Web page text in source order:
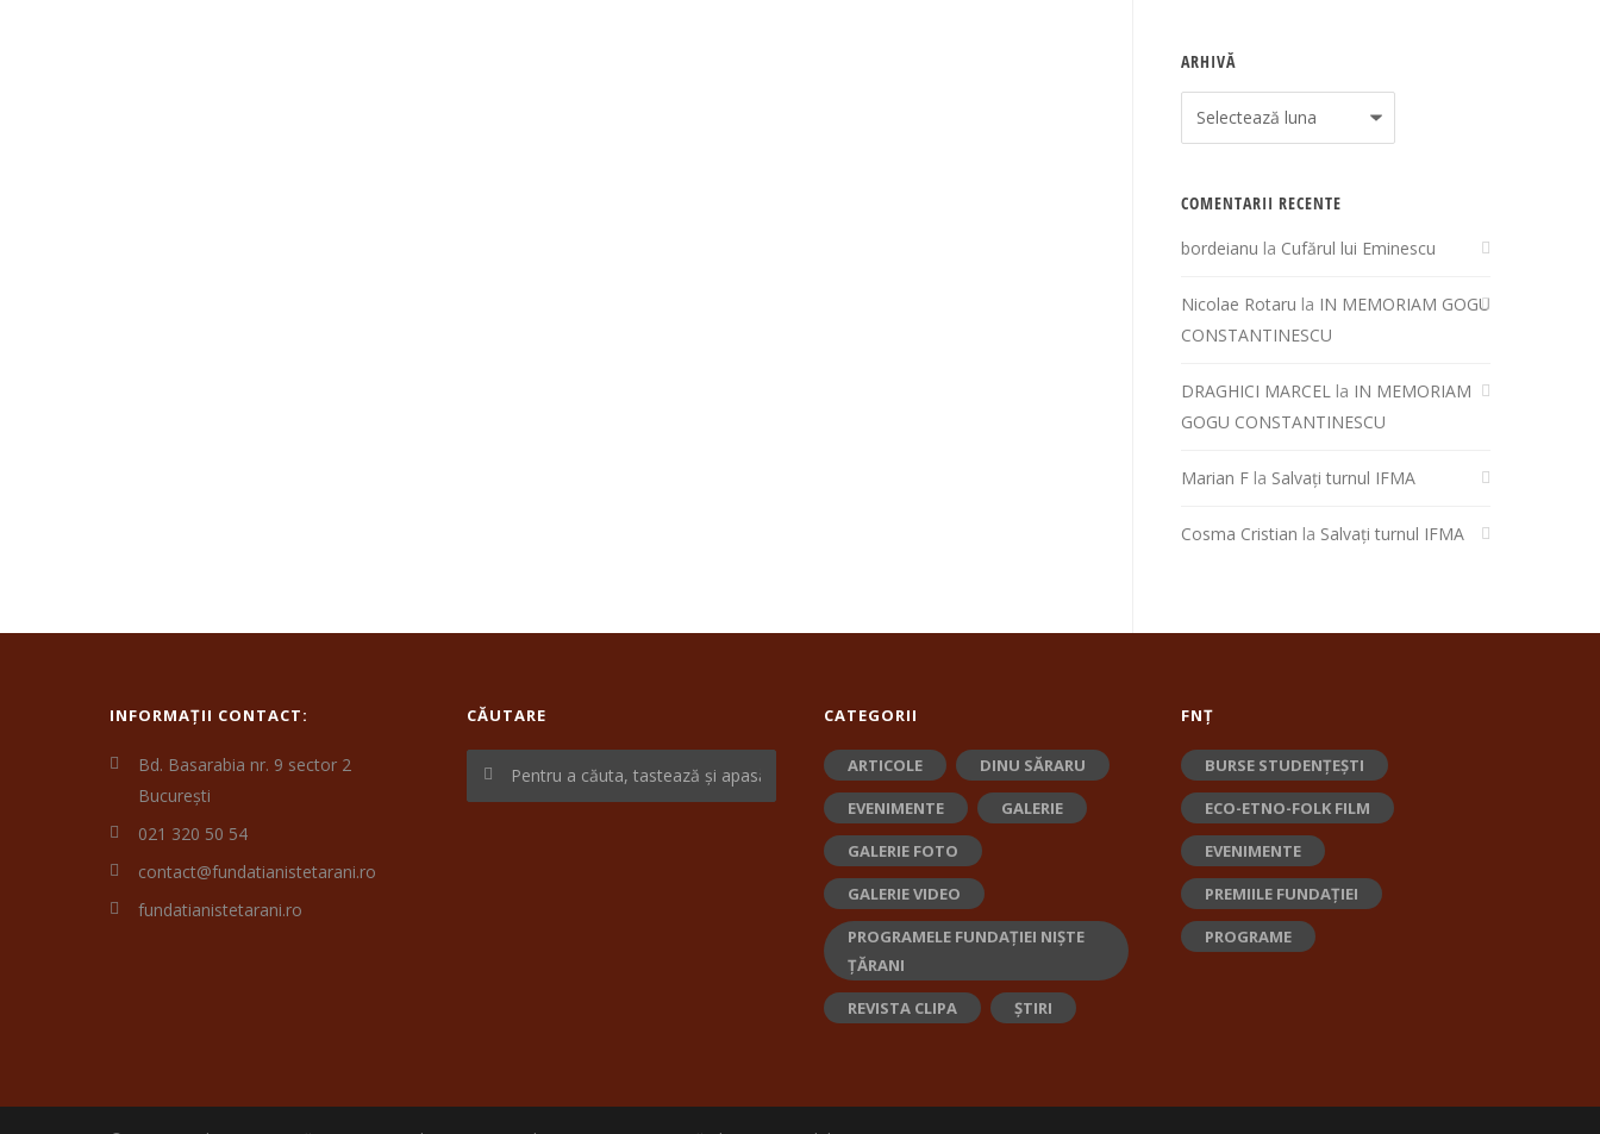
ARHIVĂ
Arhivă
COMENTARII RECENTE
bordeianu la Cufărul lui Eminescu
Nicolae Rotaru la IN MEMORIAM GOGU
CONSTANTINESCU
DRAGHICI MARCEL la IN MEMORIAM
GOGU CONSTANTINESCU
Marian F la Salvați turnul IFMA
Cosma Cristian la Salvați turnul IFMA
INFORMAȚII CONTACT:
Bd. Basarabia nr. 9 sector 2
București
021 320 50 54
contact@fundatianistetarani.ro
fundatianistetarani.ro
CĂUTARE CATEGORII
ARTICOLE
DINU SĂRARU
EVENIMENTE
GALERIE
GALERIE FOTO
GALERIE VIDEO
PROGRAMELE FUNDAȚIEI NIȘTE
ȚĂRANI
REVISTA CLIPA
ȘTIRI
FNȚ
BURSE STUDENȚEȘTI
ECO-ETNO-FOLK FILM
EVENIMENTE
PREMIILE FUNDAȚIEI
PROGRAME